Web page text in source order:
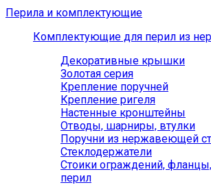
Перила и комплектующие
Комплектующие для перил из
Декоративные крышки
Золотая серия
Крепление поручней
Крепление ригеля
Настенные кронштейны
Отводы, шарниры, втулки
Поручни из нержавеющей
Стеклодержатели
Стоики ограждений,
перил